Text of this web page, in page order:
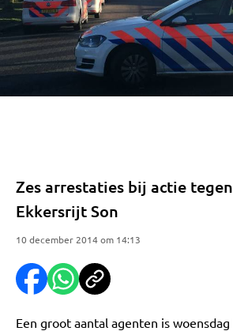
Zes arrestaties bij actie
Ekkersrijt Son
10 december 2014 om 14:13
Een groot aantal agenten is